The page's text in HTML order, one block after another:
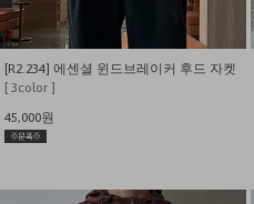
[R2.234] 에센셜 윈드브레이커 후드 자켓
[ 3color ]
45,000원